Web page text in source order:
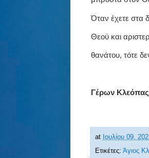
Όταν έχετε στα
Θεού και
θανάτου, τότε
Γέρων
at Ιουλίου 09,
Ετικέτες: Άγιος